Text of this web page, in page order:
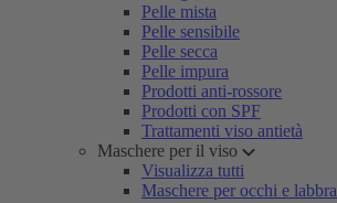
Pelle mista
Pelle sensibile
Pelle secca
Pelle impura
Prodotti anti-rossore
Prodotti con SPF
Trattamenti viso antietà
Maschere per il viso
Visualizza tutti
Maschere per occhi e labbra